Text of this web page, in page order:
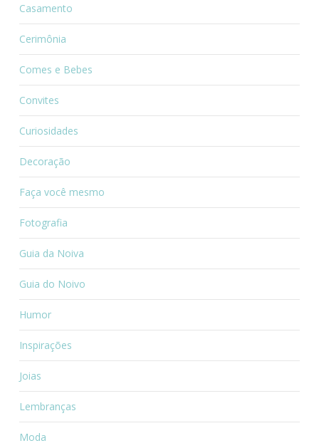
Casamento
Cerimônia
Comes e Bebes
Convites
Curiosidades
Decoração
Faça você mesmo
Fotografia
Guia da Noiva
Guia do Noivo
Humor
Inspirações
Joias
Lembranças
Moda